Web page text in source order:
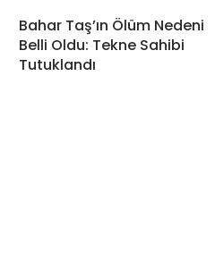
Bahar Taş’ın Ölüm Nedeni
Belli Oldu: Tekne Sahibi
Tutuklandı